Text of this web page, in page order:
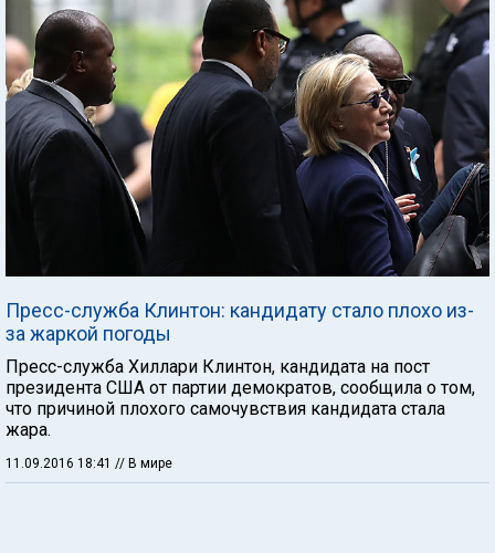
Пресс-служба Клинтон: кандидату стало плохо из-
за жаркой погоды
Пресс-служба Хиллари Клинтон, кандидата на пост
президента США от партии демократов, сообщила о том,
что причиной плохого самочувствия кандидата стала
жара.
11.09.2016 18:41 // В мире